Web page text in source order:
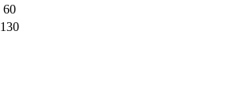
60
130